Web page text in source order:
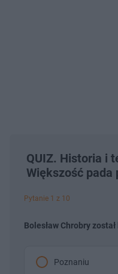
QUIZ. Historia i
Większość pada
Pytanie 1 z 10
Bolesław Chrobry
Poznaniu